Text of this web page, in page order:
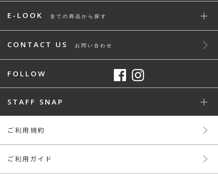
E-LOOK 全ての商品から探す
CONTACT US お問い合わせ
FOLLOW
STAFF SNAP
ご利用規約
ご利用ガイド